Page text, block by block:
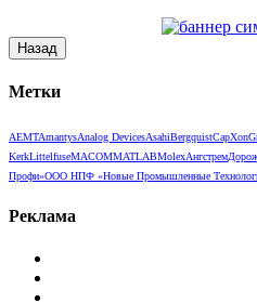
Метки
AEMTAmantysAnalog DevicesAsahiBergquistCapXon
KerkLittelfuseMACOMMATLABMolexАнгстрем
Профи»ООО НПФ «Новые Промышленные
Реклама